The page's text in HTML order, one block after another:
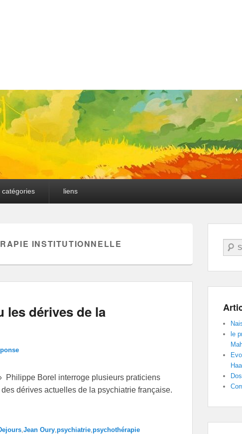
catégories liens
INSTITUTIONNELLE
les dérives de la
Philippe Borel interroge plusieurs praticiens
dérives actuelles de la psychiatrie française.
Jean Oury psychiatrie psychothérapie
le